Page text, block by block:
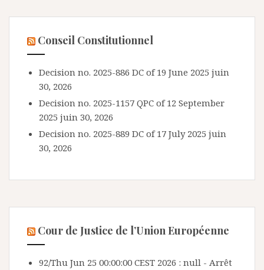
Conseil Constitutionnel
Decision no. 2025-886 DC of 19 June 2025 juin
30, 2026
Decision no. 2025-1157 QPC of 12 September
2025 juin 30, 2026
Decision no. 2025-889 DC of 17 July 2025 juin
30, 2026
Cour de Justice de l’Union Européenne
92/Thu Jun 25 00:00:00 CEST 2026 : null - Arrêt